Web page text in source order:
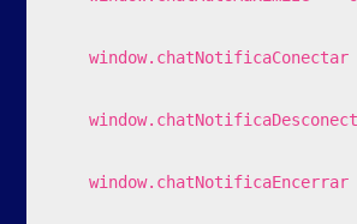
    window.chatNotificaConectar = '1';
    window.chatNotificaDesconectar = '1';
    window.chatNotificaEncerrar = '1';